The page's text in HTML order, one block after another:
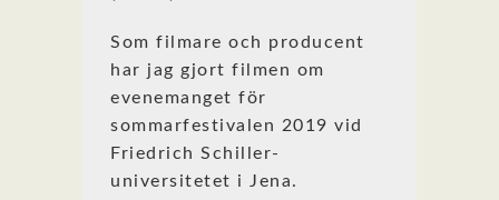
Som filmare och producent
har jag gjort filmen om
evenemanget för
sommarfestivalen 2019 vid
Friedrich Schiller-
universitetet i Jena.